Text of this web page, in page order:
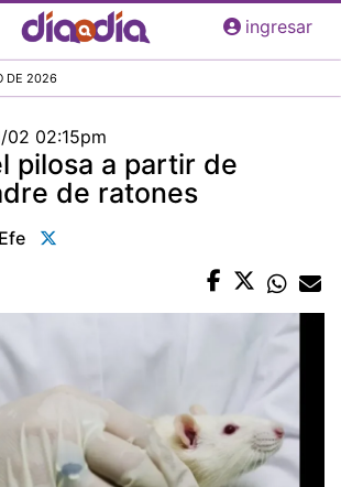
Pasar
al
principal
ingresar
DE 2026
02 02:15pm
pilosa a partir de
de ratones